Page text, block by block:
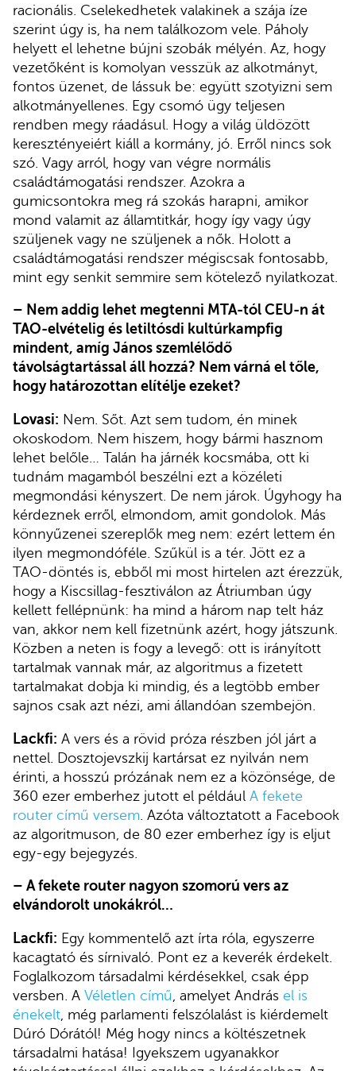
racionális. Cselekedhetek valakinek a szája íze
szerint úgy is, ha nem találkozom vele. Páholy
helyett el lehetne bújni szobák mélyén. Az, hogy
vezetőként is komolyan vesszük az alkotmányt,
fontos üzenet, de lássuk be: együtt szotyizni sem
alkotmányellenes. Egy csomó ügy teljesen
rendben megy ráadásul. Hogy a világ üldözött
keresztényeiért kiáll a kormány, jó. Erről nincs sok
szó. Vagy arról, hogy van végre normális
családtámogatási rendszer. Azokra a
gumicsontokra meg rá szokás harapni, amikor
mond valamit az államtitkár, hogy így vagy úgy
szüljenek vagy ne szüljenek a nők. Holott a
családtámogatási rendszer mégiscsak fontosabb,
mint egy senkit semmire sem kötelező nyilatkozat.
– Nem addig lehet megtenni MTA-tól CEU-n át
TAO-elvételig és letiltósdi kultúrkampfig
mindent, amíg János szemlélődő
távolságtartással áll hozzá? Nem várná el tőle,
hogy határozottan elítélje ezeket?
Lovasi: Nem. Sőt. Azt sem tudom, én minek
okoskodom. Nem hiszem, hogy bármi hasznom
lehet belőle… Talán ha járnék kocsmába, ott ki
tudnám magamból beszélni ezt a közéleti
megmondási kényszert. De nem járok. Úgyhogy ha
kérdeznek erről, elmondom, amit gondolok. Más
könnyűzenei szereplők meg nem: ezért lettem én
ilyen megmondóféle. Szűkül is a tér. Jött ez a
TAO-döntés is, ebből mi most hirtelen azt érezzük,
hogy a Kiscsillag-fesztiválon az Átriumban úgy
kellett fellépnünk: ha mind a három nap telt ház
van, akkor nem kell fizetnünk azért, hogy játszunk.
Közben a neten is fogy a levegő: ott is irányított
tartalmak vannak már, az algoritmus a fizetett
tartalmakat dobja ki mindig, és a legtöbb ember
sajnos csak azt nézi, ami állandóan szembejön.
Lackfi: A vers és a rövid próza részben jól járt a
nettel. Dosztojevszkij kartársat ez nyilván nem
érinti, a hosszú prózának nem ez a közönsége, de
360 ezer emberhez jutott el például A fekete
router című versem . Azóta változtatott a Facebook
az algoritmuson, de 80 ezer emberhez így is eljut
egy-egy bejegyzés.
– A fekete router nagyon szomorú vers az
elvándorolt unokákról…
Lackfi: Egy kommentelő azt írta róla, egyszerre
kacagtató és sírnivaló. Pont ez a keverék érdekelt.
Foglalkozom társadalmi kérdésekkel, csak épp
versben. A Véletlen című , amelyet András el is
énekelt , még parlamenti felszólalást is kiérdemelt
Dúró Dórától! Még hogy nincs a költészetnek
társadalmi hatása! Igyekszem ugyanakkor